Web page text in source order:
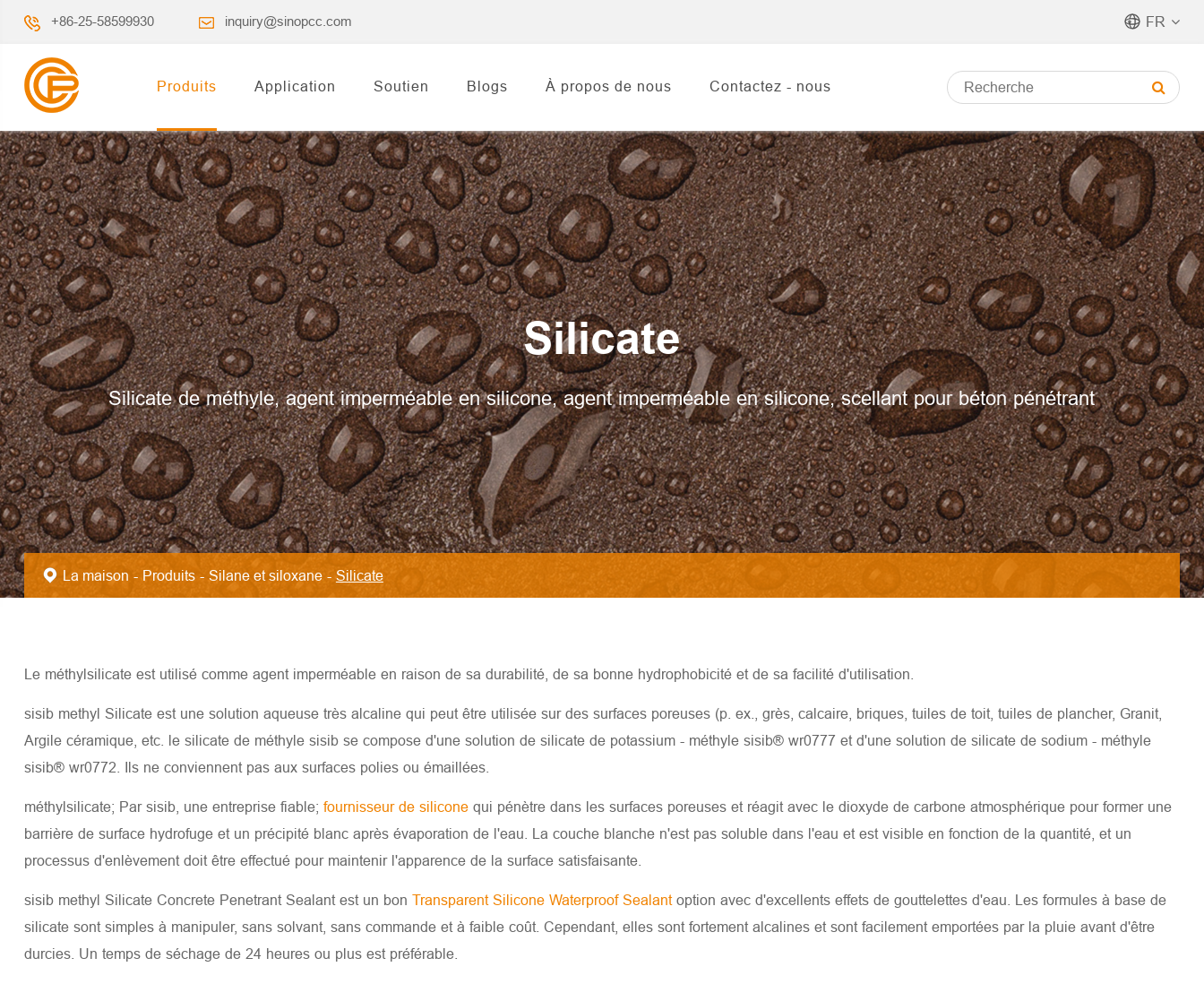
+86-25-58599930 inquiry@sinopcc.com FR
Produits Application Soutien Blogs À propos de nous Contactez - nous
Silicate
Silicate de méthyle, agent imperméable en silicone, agent imperméable en silicone, scellant pour béton pénétrant
La maison Produits Silane et siloxane Silicate
Le méthylsilicate est utilisé comme agent imperméable en raison de sa durabilité, de sa bonne hydrophobicité et de sa facilité d'utilisation.
sisib methyl Silicate est une solution aqueuse très alcaline qui peut être utilisée sur des surfaces poreuses (p. ex., grès, calcaire, briques, tuiles de toit, tuiles de plancher, Granit,
Argile céramique, etc. le silicate de méthyle sisib se compose d'une solution de silicate de potassium - méthyle sisib® wr0777 et d'une solution de silicate de sodium - méthyle
sisib® wr0772. Ils ne conviennent pas aux surfaces polies ou émaillées.
méthylsilicate; Par sisib, une entreprise fiable; fournisseur de silicone qui pénètre dans les surfaces poreuses et réagit avec le dioxyde de carbone atmosphérique pour former une
barrière de surface hydrofuge et un précipité blanc après évaporation de l'eau. La couche blanche n'est pas soluble dans l'eau et est visible en fonction de la quantité, et un
processus d'enlèvement doit être effectué pour maintenir l'apparence de la surface satisfaisante.
sisib methyl Silicate Concrete Penetrant Sealant est un bon Transparent Silicone Waterproof Sealant option avec d'excellents effets de gouttelettes d'eau. Les formules à base de
silicate sont simples à manipuler, sans solvant, sans commande et à faible coût. Cependant, elles sont fortement alcalines et sont facilement emportées par la pluie avant d'être
durcies. Un temps de séchage de 24 heures ou plus est préférable.